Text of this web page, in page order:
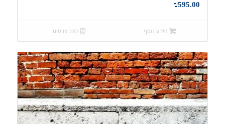
₪595.00
מידע נוסף הצג פרטים